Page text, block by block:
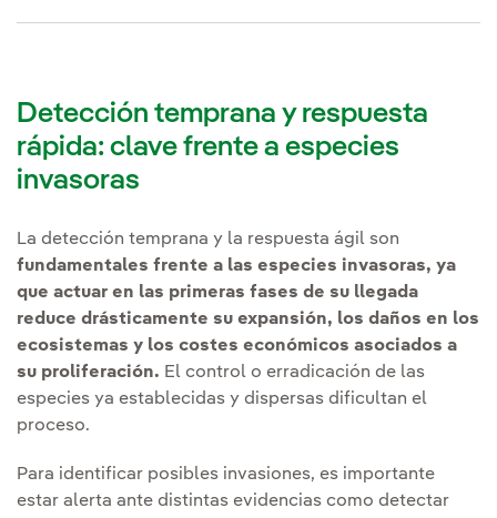
Detección temprana y respuesta
rápida: clave frente a especies
invasoras
La detección temprana y la respuesta ágil son
fundamentales frente a las especies invasoras, ya
que actuar en las primeras fases de su llegada
reduce drásticamente su expansión, los daños en los
ecosistemas y los costes económicos asociados a
su proliferación. El control o erradicación de las
especies ya establecidas y dispersas dificultan el
proceso.
Para identificar posibles invasiones, es importante
estar alerta ante distintas evidencias como detectar